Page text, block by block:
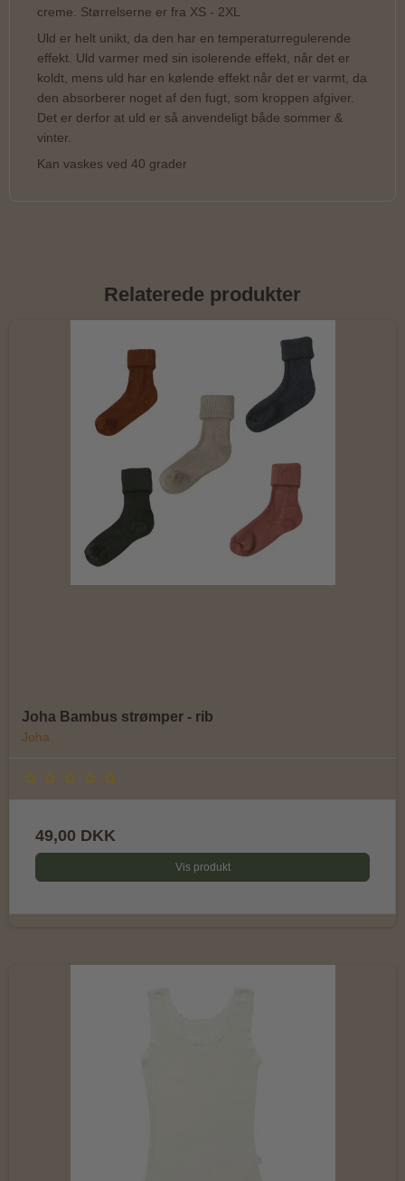
creme. Størrelserne er fra XS - 2XL
Uld er helt unikt, da den har en temperaturregulerende
effekt. Uld varmer med sin isolerende effekt, når det er
koldt, mens uld har en kølende effekt når det er varmt, da
den absorberer noget af den fugt, som kroppen afgiver.
Det er derfor at uld er så anvendeligt både sommer &
vinter.
Kan vaskes ved 40 grader
Relaterede produkter
Joha Bambus strømper - rib
Joha
49,00 DKK
Vis produkt